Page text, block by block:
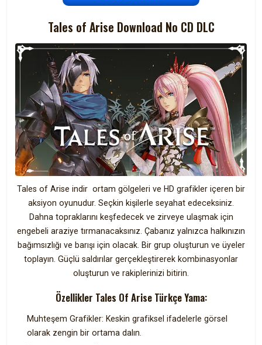
Tales of Arise Download No CD DLC
Tales of Arise indir ortam gölgeleri ve HD grafikler içeren bir
aksiyon oyunudur. Seçkin kişilerle seyahat edeceksiniz.
Dahna topraklarını keşfedecek ve zirveye ulaşmak için
engebeli araziye tırmanacaksınız. Çabanız yalnızca halkınızın
bağımsızlığı ve barışı için olacak. Bir grup oluşturun ve üyeler
toplayın. Güçlü saldırılar gerçekleştirerek kombinasyonlar
oluşturun ve rakiplerinizi bitirin.
Özellikler Tales Of Arise Türkçe Yama:
Muhteşem Grafikler: Keskin grafiksel ifadelerle görsel
olarak zengin bir ortama dalın.